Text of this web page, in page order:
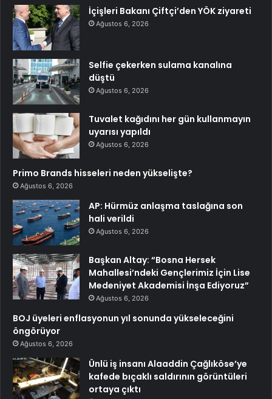
İçişleri Bakanı Çiftçi’den YÖK ziyareti
Ağustos 6, 2026
Selfie çekerken sulama kanalına
düştü
Ağustos 6, 2026
Tuvalet kağıdını her gün kullanmayın
uyarısı yapıldı
Ağustos 6, 2026
Primo Brands hisseleri neden yükselişte?
Ağustos 6, 2026
AP: Hürmüz anlaşma taslağına son
hali verildi
Ağustos 6, 2026
Başkan Altay: “Bosna Hersek
Mahallesi’ndeki Gençlerimiz İçin Lise
Medeniyet Akademisi İnşa Ediyoruz”
Ağustos 6, 2026
BOJ üyeleri enflasyonun yıl sonunda yükseleceğini
öngörüyor
Ağustos 6, 2026
Ünlü iş insanı Alaaddin Çağlıköse’ye
kafede bıçaklı saldırının görüntüleri
ortaya çıktı